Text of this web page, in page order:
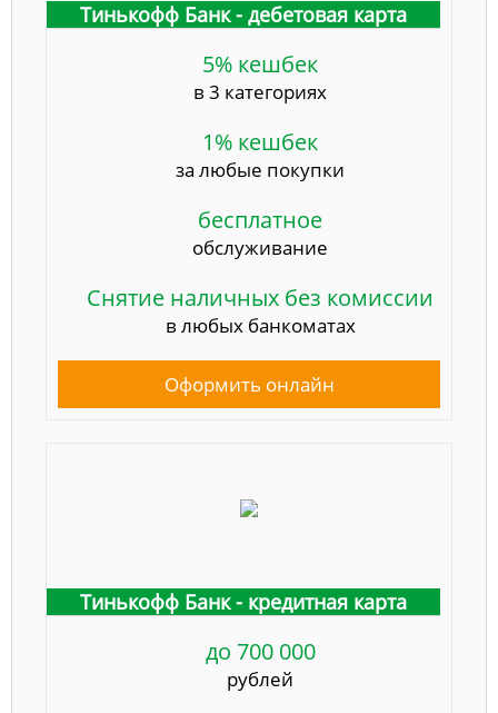
Тинькофф Банк - дебетовая карта
5% кешбек
в 3 категориях
1% кешбек
за любые покупки
бесплатное
обслуживание
Снятие наличных без комиссии
в любых банкоматах
Оформить онлайн
Тинькофф Банк - кредитная карта
до 700 000
рублей